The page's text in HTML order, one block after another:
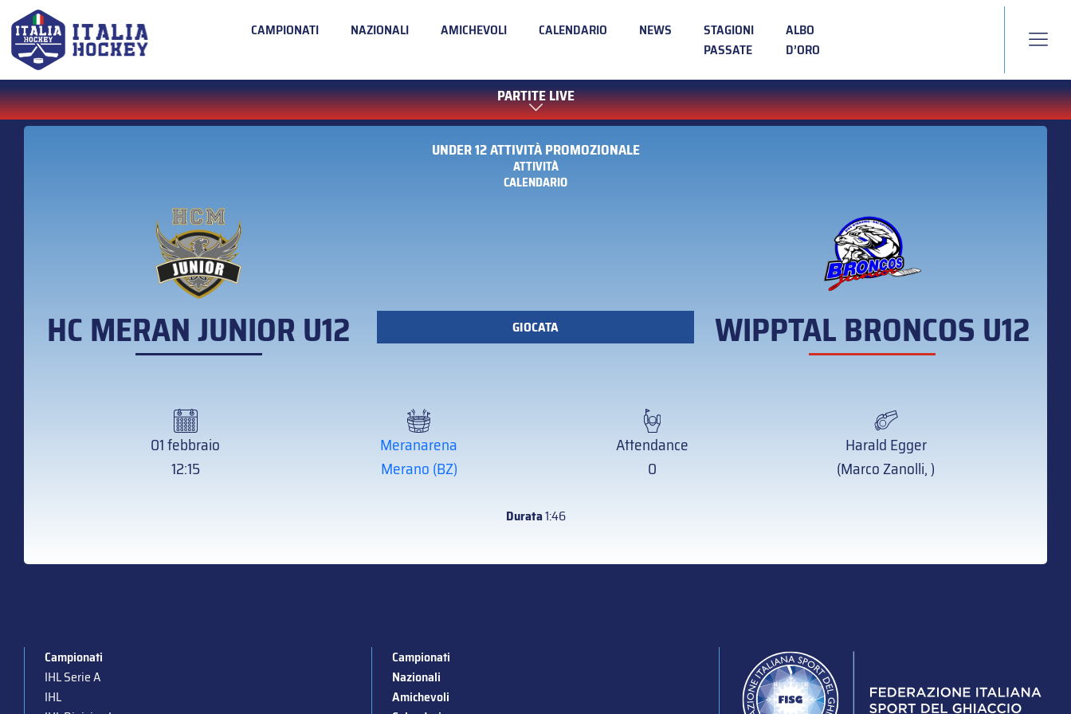
CAMPIONATI NAZIONALI AMICHEVOLI CALENDARIO NEWS
STAGIONI
PASSATE
ALBO
D’ORO
PARTITE LIVE
UNDER 12 ATTIVITÀ PROMOZIONALE
ATTIVITÀ
CALENDARIO
HC MERAN JUNIOR U12 GIOCATA WIPPTAL BRONCOS U12
01 febbraio
12:15
Meranarena
Merano (BZ)
Attendance
0
Harald Egger
(Marco Zanolli, )
Durata1:46
Campionati
IHL Serie A
IHL
Campionati
Nazionali
Amichevoli